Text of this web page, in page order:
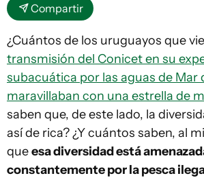
Compartir
¿Cuántos de los uruguayos que
transmisión del Conicet en su
subacuática por las aguas de Mar
maravillaban con una estrella de
saben que, de este lado, la
así de rica? ¿Y cuántos saben, al
queesa diversidad está
constantemente por la pesca